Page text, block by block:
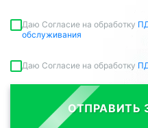
Даю Согласие на обработку
обслуживания
Даю Согласие на обработку
ОТПРАВИТЬ